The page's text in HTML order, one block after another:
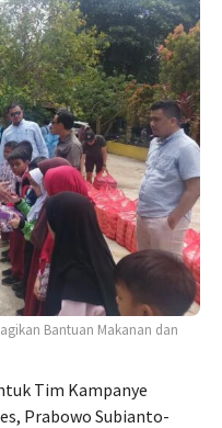
Bantuan Makanan dan
Tim Kampanye
Prabowo Subianto-